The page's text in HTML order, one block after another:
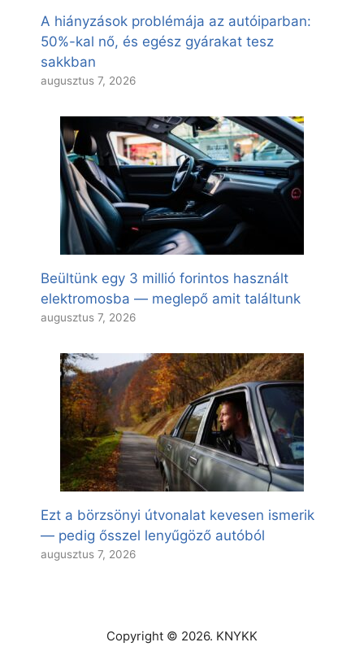
A hiányzások problémája az autóiparban:
50%-kal nő, és egész gyárakat tesz
sakkban
augusztus 7, 2026
Beültünk egy 3 millió forintos használt
elektromosba — meglepő amit találtunk
augusztus 7, 2026
Ezt a börzsönyi útvonalat kevesen ismerik
— pedig ősszel lenyűgöző autóból
augusztus 7, 2026
Copyright © 2026. KNYKK